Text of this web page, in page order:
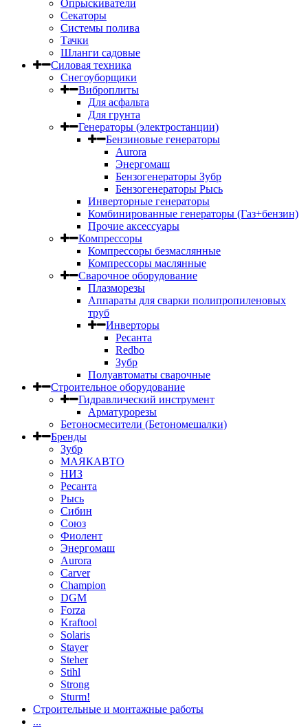
Опрыскиватели
Секаторы
Системы полива
Тачки
Шланги садовые
Силовая техника
Снегоуборщики
Виброплиты
Для асфальта
Для грунта
Генераторы (электростанции)
Бензиновые генераторы
Aurora
Энергомаш
Бензогенераторы Зубр
Бензогенераторы Рысь
Инверторные генераторы
Комбинированные генераторы (Газ+бензин)
Прочие аксессуары
Компрессоры
Компрессоры безмаслянные
Компрессоры маслянные
Сварочное оборудование
Плазморезы
Аппараты для сварки полипропиленовых
труб
Инверторы
Ресанта
Redbo
Зубр
Полуавтоматы сварочные
Строительное оборудование
Гидравлический инструмент
Арматурорезы
Бетоносмесители (Бетономешалки)
Бренды
Зубр
МАЯКАВТО
НИЗ
Ресанта
Рысь
Сибин
Союз
Фиолент
Энергомаш
Aurora
Carver
Champion
DGM
Forza
Kraftool
Solaris
Stayer
Steher
Stihl
Strong
Sturm!
Строительные и монтажные работы
...